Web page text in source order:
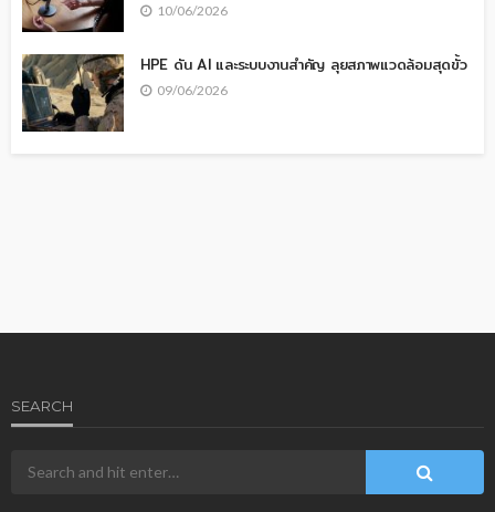
10/06/2026
HPE ดัน AI และระบบงานสำคัญ ลุยสภาพแวดล้อมสุดขั้ว
09/06/2026
SEARCH